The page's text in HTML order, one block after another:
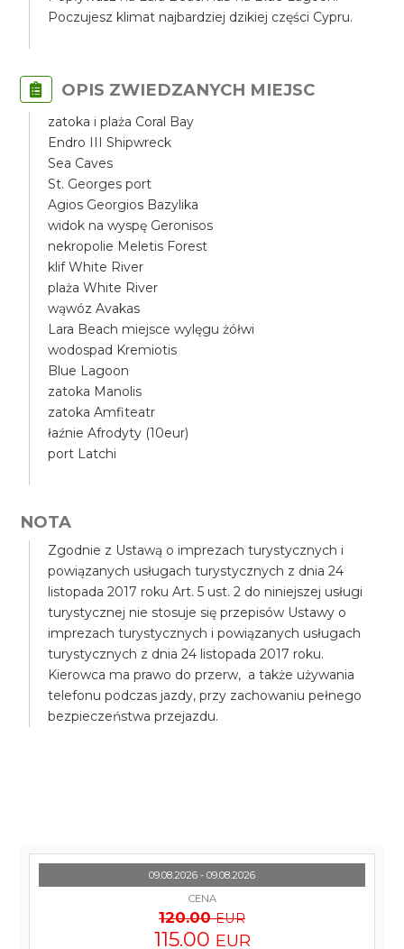
Poczujesz klimat najbardziej dzikiej części Cypru.
OPIS ZWIEDZANYCH MIEJSC
zatoka i plaża Coral Bay
Endro III Shipwreck
Sea Caves
St. Georges port
Agios Georgios Bazylika
widok na wyspę Geronisos
nekropolie Meletis Forest
klif White River
plaża White River
wąwóz Avakas
Lara Beach miejsce wylęgu żółwi
wodospad Kremiotis
Blue Lagoon
zatoka Manolis
zatoka Amfiteatr
łaźnie Afrodyty (10eur)
port Latchi
NOTA
Zgodnie z Ustawą o imprezach turystycznych i
powiązanych usługach turystycznych z dnia 24
listopada 2017 roku Art. 5 ust. 2 do niniejszej usługi
turystycznej nie stosuje się przepisów Ustawy o
imprezach turystycznych i powiązanych usługach
turystycznych z dnia 24 listopada 2017 roku.
Kierowca ma prawo do przerw, a także używania
telefonu podczas jazdy, przy zachowaniu pełnego
bezpieczeństwa przejazdu.
09.08.2026 - 09.08.2026
CENA
120.00 EUR
115.00 EUR